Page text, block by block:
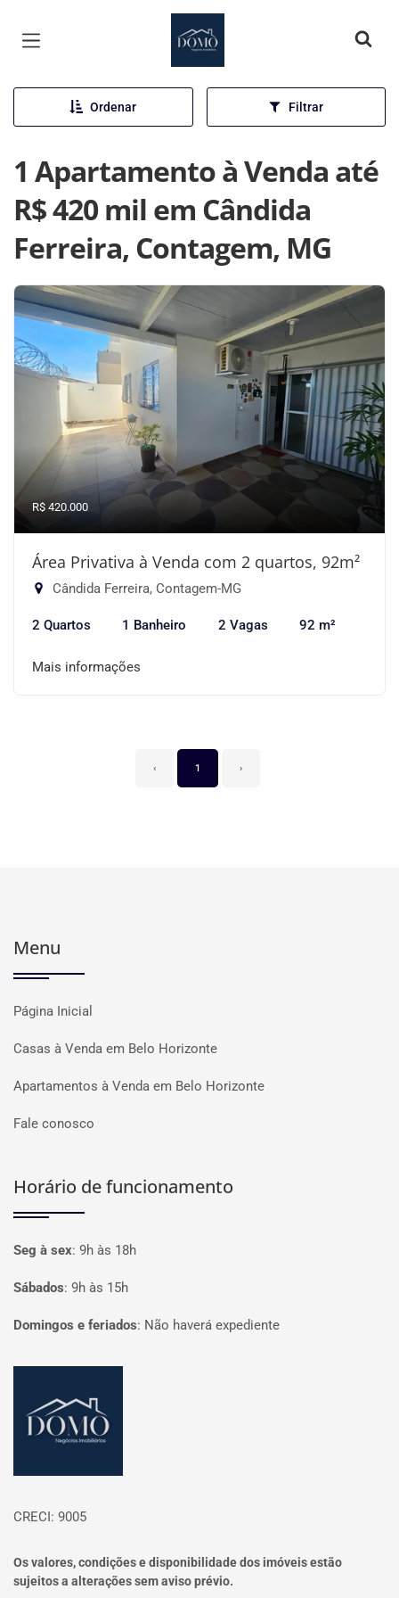
Página inicial
Ordenar Filtrar
1 Apartamento à Venda até
R$ 420 mil em Cândida
Ferreira, Contagem, MG
R$ 420.000
Área Privativa à Venda com 2 quartos, 92m²
Cândida Ferreira, Contagem-MG
2 Quartos 1 Banheiro 2 Vagas 92 m²
Mais informações
‹ 1 ›
Menu
Página Inicial
Casas à Venda em Belo Horizonte
Apartamentos à Venda em Belo Horizonte
Fale conosco
Horário de funcionamento
Seg à sex: 9h às 18h
Sábados: 9h às 15h
Domingos e feriados: Não haverá expediente
CRECI: 9005
Os valores, condições e disponibilidade dos imóveis estão
sujeitos a alterações sem aviso prévio.